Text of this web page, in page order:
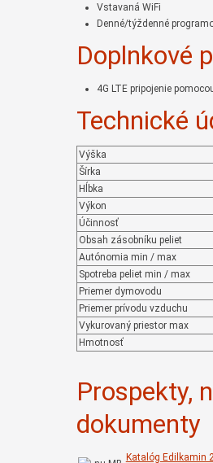
Vstavaná WiFi
Denné/týždenné
Doplnkové
4G LTE pripojenie
Technické
Výška
Šírka
Hĺbka
Výkon
Účinnosť
Obsah zásobníku peliet
Autónomia min / max
Spotreba peliet min / max
Priemer dymovodu
Priemer prívodu vzduchu
Vykurovaný priestor max
Hmotnosť
Prospekty,
dokumenty
Katalóg Edilkamin